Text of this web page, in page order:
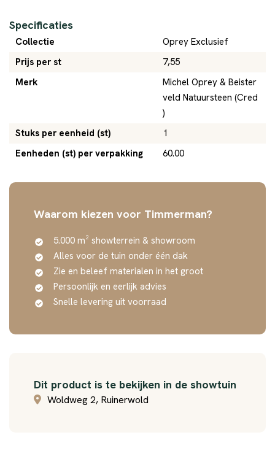
Specificaties
Collectie
Oprey Exclusief
Prijs per st
7,55
Merk
Michel Oprey & Beister
veld Natuursteen (Cred
)
Stuks per eenheid (st)
1
Eenheden (st) per verpakking
60.00
Waarom kiezen voor Timmerman?
5.000 m² showterrein & showroom
Alles voor de tuin onder één dak
Zie en beleef materialen in het groot
Persoonlijk en eerlijk advies
Snelle levering uit voorraad
Dit product is te bekijken in de showtuin
Woldweg 2, Ruinerwold